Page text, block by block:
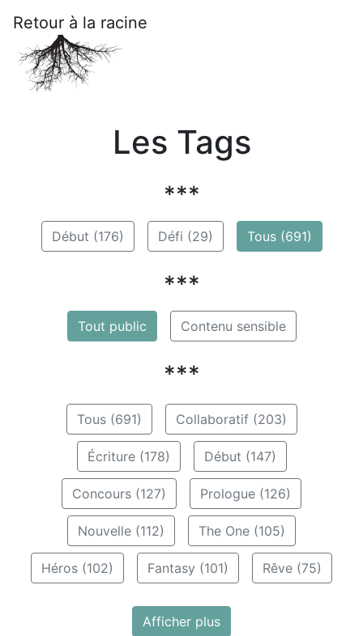
Retour à la racine
Les Tags
***
Début (176) Défi (29) Tous (691)
***
Tout public Contenu sensible
***
Tous (691) Collaboratif (203)
Écriture (178) Début (147)
Concours (127) Prologue (126)
Nouvelle (112) The One (105)
Héros (102) Fantasy (101) Rêve (75)
Afficher plus